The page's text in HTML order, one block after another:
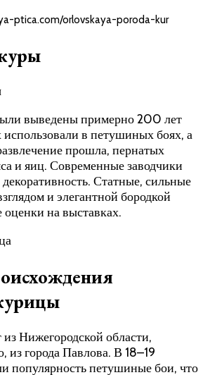
ptica.com/orlovskaya-poroda-kur
выведены примерно 200 лет
использовали в петушиных боях, а
прошла, пернатых
и яиц. Современные заводчики
декоративность. Статные, сильные
и элегантной бородкой
на выставках.
Нижегородской области,
из города Павлова. В 18–19
популярность петушиные бои, что